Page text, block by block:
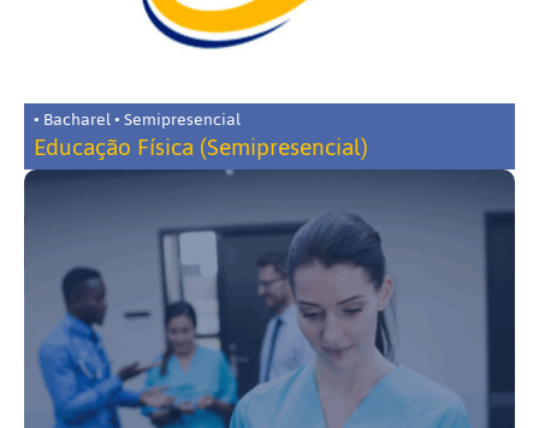
• Bacharel • Semipresencial
Educação Física (Semipresencial)